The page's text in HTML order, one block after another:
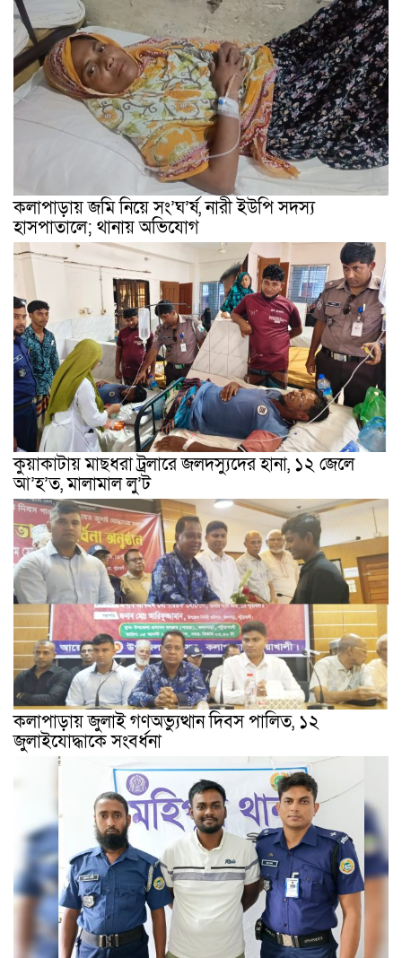
কলাপাড়ায় জমি নিয়ে সং’ঘ’র্ষ, নারী ইউপি সদস্য
হাসপাতালে; থানায় অভিযোগ
কুয়াকাটায় মাছধরা ট্রলারে জলদস্যুদের হানা, ১২ জেলে
আ’হ’ত, মালামাল লু’ট
কলাপাড়ায় জুলাই গণঅভ্যুত্থান দিবস পালিত, ১২
জুলাইযোদ্ধাকে সংবর্ধনা